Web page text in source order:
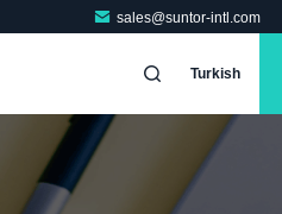
sales@suntor-intl.com
Turkish